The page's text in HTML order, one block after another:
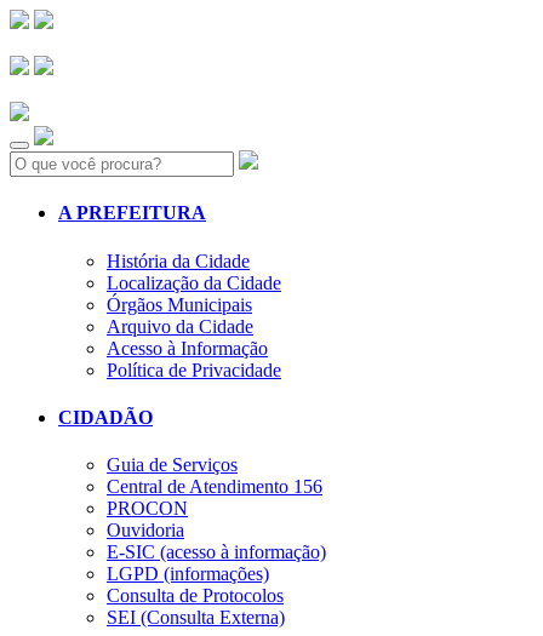
Search:
A PREFEITURA
História da Cidade
Localização da Cidade
Órgãos Municipais
Arquivo da Cidade
Acesso à Informação
Política de Privacidade
CIDADÃO
Guia de Serviços
Central de Atendimento 156
PROCON
Ouvidoria
E-SIC (acesso à informação)
LGPD (informações)
Consulta de Protocolos
SEI (Consulta Externa)